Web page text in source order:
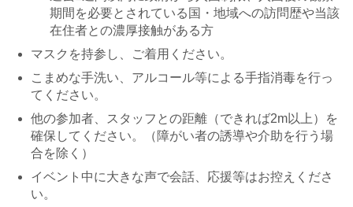
期間を必要とされている国・地域への訪問歴や当該
在住者との濃厚接触がある方
マスクを持参し、ご着用ください。
こまめな手洗い、アルコール等による手指消毒を行っ
てください。
他の参加者、スタッフとの距離（できれば2m以上）を
確保してください。（障がい者の誘導や介助を行う場
合を除く）
イベント中に大きな声で会話、応援等はお控えくださ
い。